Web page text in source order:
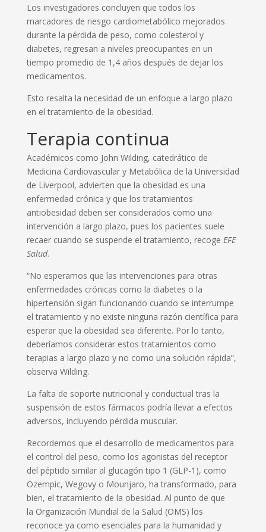
Los investigadores concluyen que todos los
marcadores de riesgo cardiometabólico mejorados
durante la pérdida de peso, como colesterol y
diabetes, regresan a niveles preocupantes en un
tiempo promedio de 1,4 años después de dejar los
medicamentos.
Esto resalta la necesidad de un enfoque a largo plazo
en el tratamiento de la obesidad.
Terapia continua
Académicos como John Wilding, catedrático de
Medicina Cardiovascular y Metabólica de la Universidad
de Liverpool, advierten que la obesidad es una
enfermedad crónica y que los tratamientos
antiobesidad deben ser considerados como una
intervención a largo plazo, pues los pacientes suele
recaer cuando se suspende el tratamiento, recoge EFE
Salud.
“No esperamos que las intervenciones para otras
enfermedades crónicas como la diabetes o la
hipertensión sigan funcionando cuando se interrumpe
el tratamiento y no existe ninguna razón científica para
esperar que la obesidad sea diferente. Por lo tanto,
deberíamos considerar estos tratamientos como
terapias a largo plazo y no como una solución rápida”,
observa Wilding.
La falta de soporte nutricional y conductual tras la
suspensión de estos fármacos podría llevar a efectos
adversos, incluyendo pérdida muscular.
Recordemos que el desarrollo de medicamentos para
el control del peso, como los agonistas del receptor
del péptido similar al glucagón tipo 1 (GLP-1), como
Ozempic, Wegovy o Mounjaro, ha transformado, para
bien, el tratamiento de la obesidad. Al punto de que
la Organización Mundial de la Salud (OMS) los
reconoce ya como esenciales para la humanidad y